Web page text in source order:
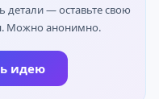
детали — оставьте свою
Можно анонимно.
идею